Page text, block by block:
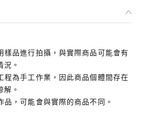
樣品進行拍攝，與實際商品可能會有
況。
程為手工作業，因此商品個體間存在
解。
品，可能會與實際的商品不同。